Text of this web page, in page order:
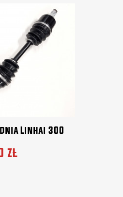
Linhai 300
zł